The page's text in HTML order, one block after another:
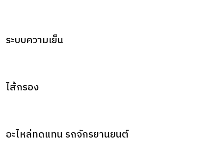
ระบบความเย็น
ไส้กรอง
อะไหล่ทดแทน รถจักรยานยนต์